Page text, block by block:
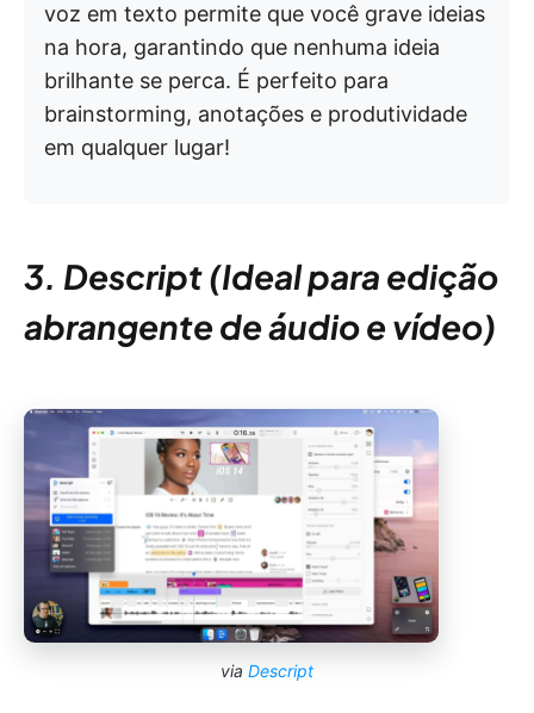
voz em texto permite que você grave ideias
na hora, garantindo que nenhuma ideia
brilhante se perca. É perfeito para
brainstorming, anotações e produtividade
em qualquer lugar!
3. Descript (Ideal para edição
abrangente de áudio e vídeo)
via Descript